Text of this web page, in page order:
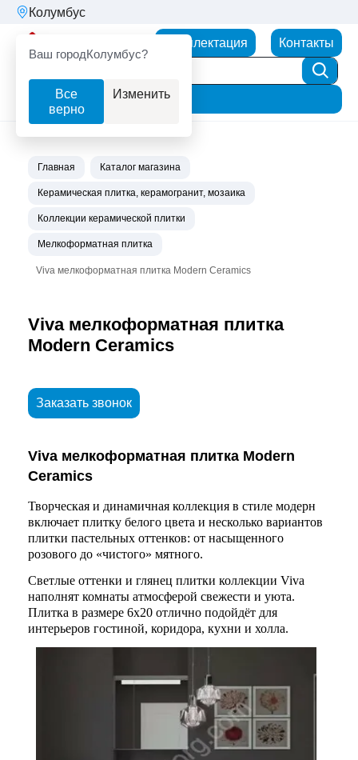
Колумбус
Ваш городКолумбус?
Все
верно
Изменить
Комплектация Контакты
Фильтр
Главная Каталог магазина
Керамическая плитка, керамогранит, мозаика
Коллекции керамической плитки
Мелкоформатная плитка
Viva мелкоформатная плитка Modern Ceramics
Viva мелкоформатная плитка
Modern Ceramics
Заказать звонок
Viva мелкоформатная плитка Modern
Ceramics
Творческая и динамичная коллекция в стиле модерн
включает плитку белого цвета и несколько вариантов
плитки пастельных оттенков: от насыщенного
розового до «чистого» мятного.
Светлые оттенки и глянец плитки коллекции Viva
наполнят комнаты атмосферой свежести и уюта.
Плитка в размере 6х20 отлично подойдёт для
интерьеров гостиной, коридора, кухни и холла.